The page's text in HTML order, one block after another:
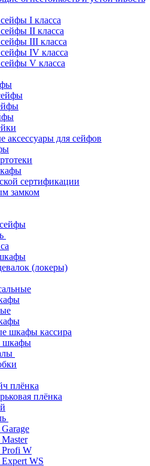
I класса
II класса
III класса
IV класса
V класса
аксессуары для сейфов
сертификации
замком
(локеры)
шкафы кассира
шкафы
плёнка
плёнка
Profi W
WS